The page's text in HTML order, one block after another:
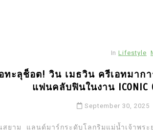
In Lifestyle
ทะลุช็อต! วิน เมธวิน ครีเอทมาก
แฟนคลับฟินในงาน ICONIC
September 30, 2025
สยาม แลนด์มาร์กระดับโลกริมแม่น้ำเจ้าพร